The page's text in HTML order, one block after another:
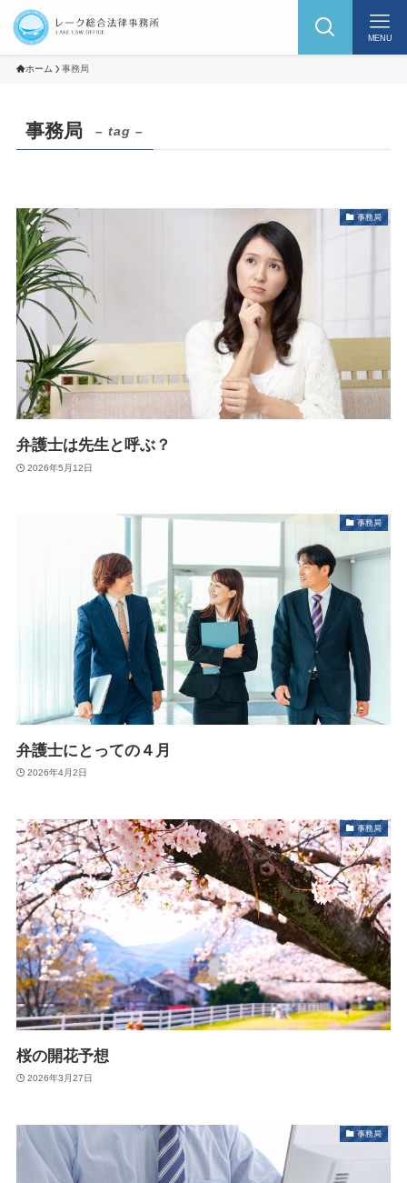
MENU
ホーム 事務局
事務局 – tag –
事務局
弁護士は先生と呼ぶ？
2026年5月12日
事務局
弁護士にとっての４月
2026年4月2日
事務局
桜の開花予想
2026年3月27日
事務局